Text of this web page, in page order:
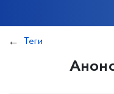
Теги